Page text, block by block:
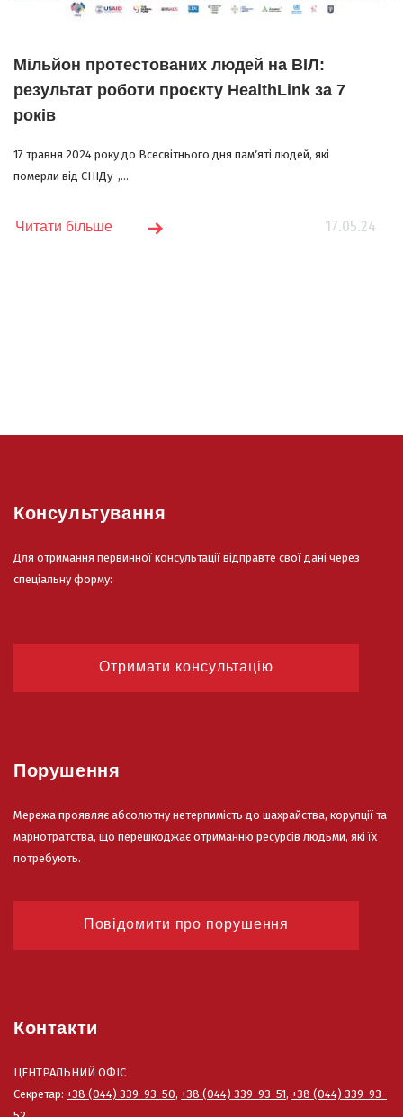
Мільйон протестованих людей на ВІЛ:
результат роботи проєкту HealthLink за 7
років
17 травня 2024 року до Всесвітнього дня памʼяті людей, які
померли від СНІДу ,...
17.05.24
Читати більше
Консультування
Для отримання первинної консультації відправте свої дані через
спеціальну форму:
Отримати консультацію
Порушення
Мережа проявляє абсолютну нетерпимість до шахрайства, корупції та
марнотратства, що перешкоджає отриманню ресурсів людьми, які їх
потребують.
Повідомити про порушення
Контакти
ЦЕНТРАЛЬНИЙ ОФІС
Секретар: +38 (044) 339-93-50, +38 (044) 339-93-51, +38 (044) 339-93-